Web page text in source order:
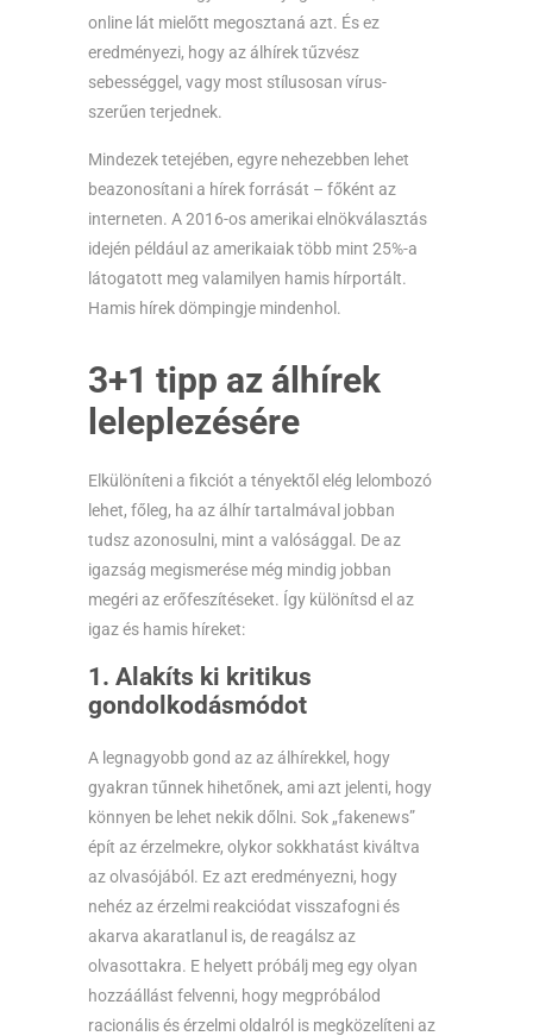
online lát mielőtt megosztaná azt. És ez
eredményezi, hogy az álhírek tűzvész
sebességgel, vagy most stílusosan vírus-
szerűen terjednek.
Mindezek tetejében, egyre nehezebben lehet
beazonosítani a hírek forrását – főként az
interneten. A 2016-os amerikai elnökválasztás
idején például az amerikaiak több mint 25%-a
látogatott meg valamilyen hamis hírportált.
Hamis hírek dömpingje mindenhol.
3+1 tipp az álhírek
leleplezésére
Elkülöníteni a fikciót a tényektől elég lelombozó
lehet, főleg, ha az álhír tartalmával jobban
tudsz azonosulni, mint a valósággal. De az
igazság megismerése még mindig jobban
megéri az erőfeszítéseket. Így különítsd el az
igaz és hamis híreket:
1. Alakíts ki kritikus
gondolkodásmódot
A legnagyobb gond az az álhírekkel, hogy
gyakran tűnnek hihetőnek, ami azt jelenti, hogy
könnyen be lehet nekik dőlni. Sok „fakenews”
épít az érzelmekre, olykor sokkhatást kiváltva
az olvasójából. Ez azt eredményezni, hogy
nehéz az érzelmi reakciódat visszafogni és
akarva akaratlanul is, de reagálsz az
olvasottakra. E helyett próbálj meg egy olyan
hozzáállást felvenni, hogy megpróbálod
racionális és érzelmi oldalról is megközelíteni az